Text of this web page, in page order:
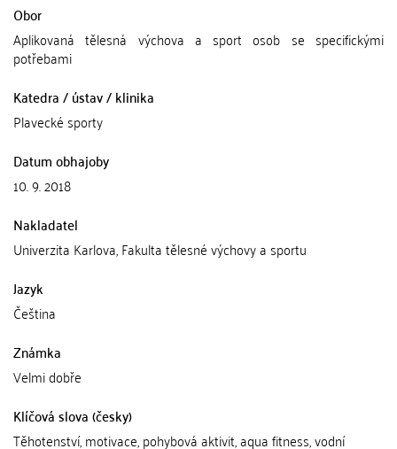
Obor
Aplikovaná tělesná výchova a sport osob se specifickými
potřebami
Katedra / ústav / klinika
Plavecké sporty
Datum obhajoby
10. 9. 2018
Nakladatel
Univerzita Karlova, Fakulta tělesné výchovy a sportu
Jazyk
Čeština
Známka
Velmi dobře
Klíčová slova (česky)
Těhotenství, motivace, pohybová aktivit, aqua fitness, vodní